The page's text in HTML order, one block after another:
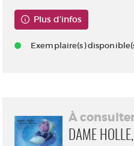
Plus d'infos
Exemplaire(s)
À
DAME